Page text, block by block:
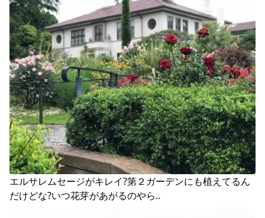
エルサレムセージがキレイ?第２ガーデンにも植えてるん
だけどな?いつ花芽があがるのやら‥